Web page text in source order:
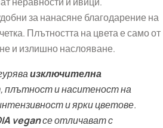
за нанасяне благодарение на
Плътността на цвета е само от
и излишно наслояване.
изключителна
, плътност и наситеност на
и ярки цветове.
veganсе отличават с